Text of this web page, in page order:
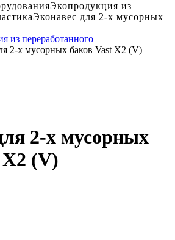
Экопродукция из
Эконавес для 2-х мусорных
из переработанного
2-х мусорных баков Vast X2 (V)
2-х мусорных
X2 (V)